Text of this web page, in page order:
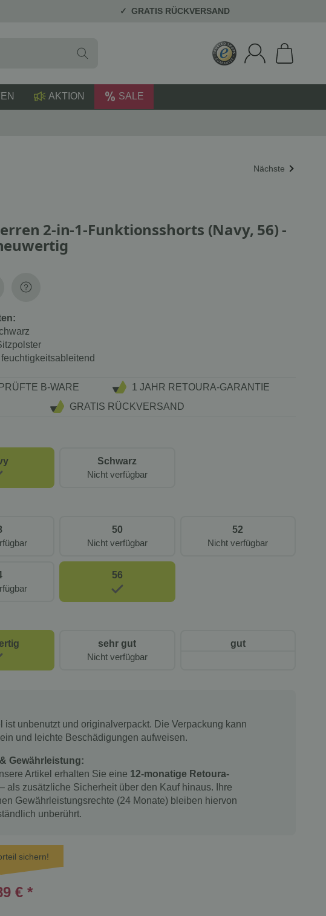
GRATIS RÜCKVERSAND
AKTION SALE
Nächste
2-in-1-Funktionsshorts (Navy, 56) -
feuchtigkeitsableitend
B-WARE
1 JAHR RETOURA-GARANTIE
GRATIS RÜCKVERSAND
Schwarz
Nicht verfügbar
50
Nicht verfügbar
52
Nicht verfügbar
56
sehr gut
Nicht verfügbar
gut
ist unbenutzt und originalverpackt. Die Verpackung kann
und leichte Beschädigungen aufweisen.
Gewährleistung:
Artikel erhalten Sie eine 12-monatige Retoura-
– als zusätzliche Sicherheit über den Kauf hinaus. Ihre
Gewährleistungsrechte (24 Monate) bleiben hiervon
unberührt.
sichern!
€ *